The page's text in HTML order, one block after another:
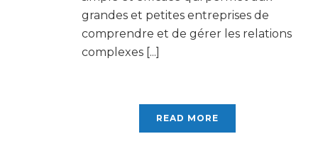
grandes et petites entreprises de
comprendre et de gérer les relations
complexes [...]
READ MORE